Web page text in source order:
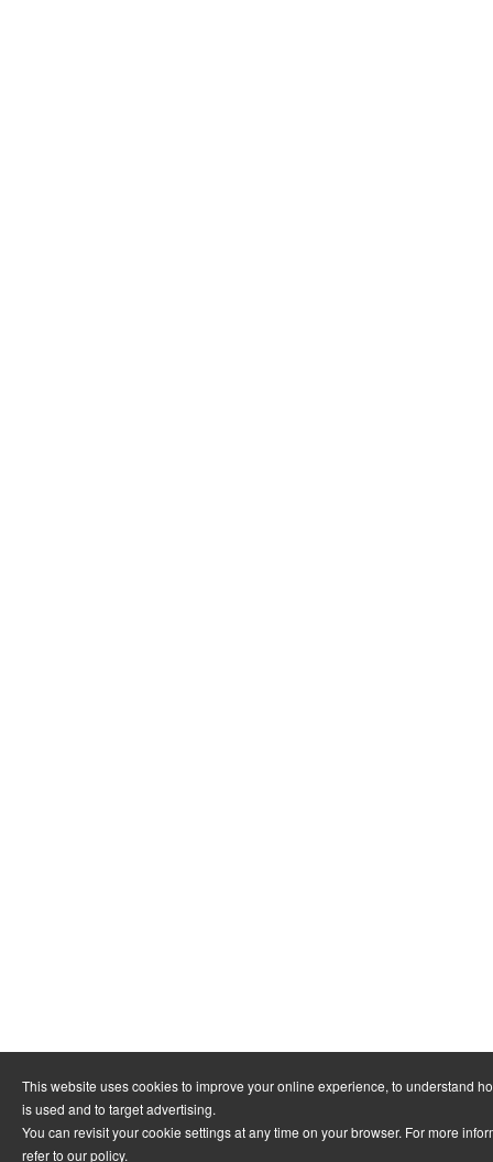
This website uses cookies to improve your online experience, to understand
is used and to target advertising.
You can revisit your cookie settings at any time on your browser. For more
refer to our policy.